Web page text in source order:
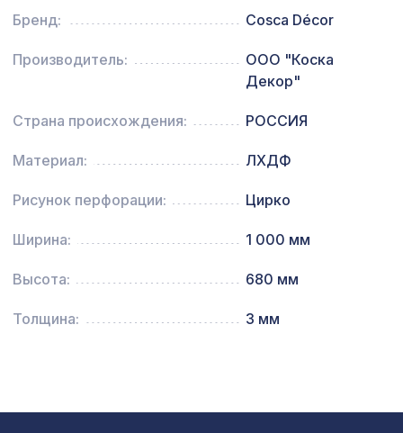
Нотте, 0,91 x 5,5 м
Prints L5067, 0,91 x 6,2 м
Бренд: Cosca Décor
Производитель:
ООО "Коска
Декор"
Страна происхождения: РОССИЯ
Материал: ЛХДФ
Рисунок перфорации: Цирко
Ширина: 1 000 мм
Высота: 680 мм
Толщина: 3 мм